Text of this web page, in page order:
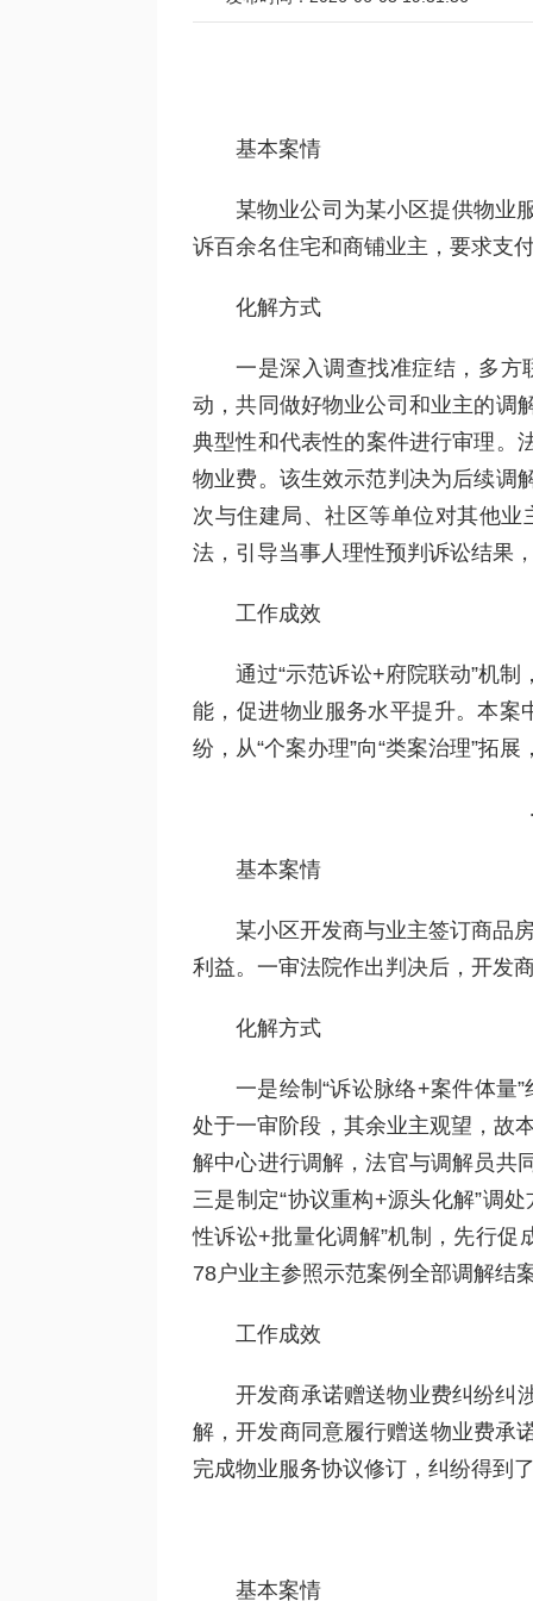
基本案情
某物业公司为某小区提供物业
诉百余名住宅和商铺业主，要求支
化解方式
一是深入调查找准症结，多
动，共同做好物业公司和业主的调
典型性和代表性的案件进行审理。
物业费。该生效示范判决为后续调
次与住建局、社区等单位对其他
法，引导当事人理性预判诉讼结果
工作成效
通过“示范诉讼+府院联动”机
能，促进物业服务水平提升。本案
纷，从“个案办理”向“类案治理”拓
基本案情
某小区开发商与业主签订商品
利益。一审法院作出判决后，开发
化解方式
一是绘制“诉讼脉络+案件体量
处于一审阶段，其余业主观望，故
解中心进行调解，法官与调解员共
三是制定“协议重构+源头化解”调
性诉讼+批量化调解”机制，先行
78户业主参照示范案例全部调解结
工作成效
开发商承诺赠送物业费纠纷纠
解，开发商同意履行赠送物业费承
完成物业服务协议修订，纠纷得到
基本案情